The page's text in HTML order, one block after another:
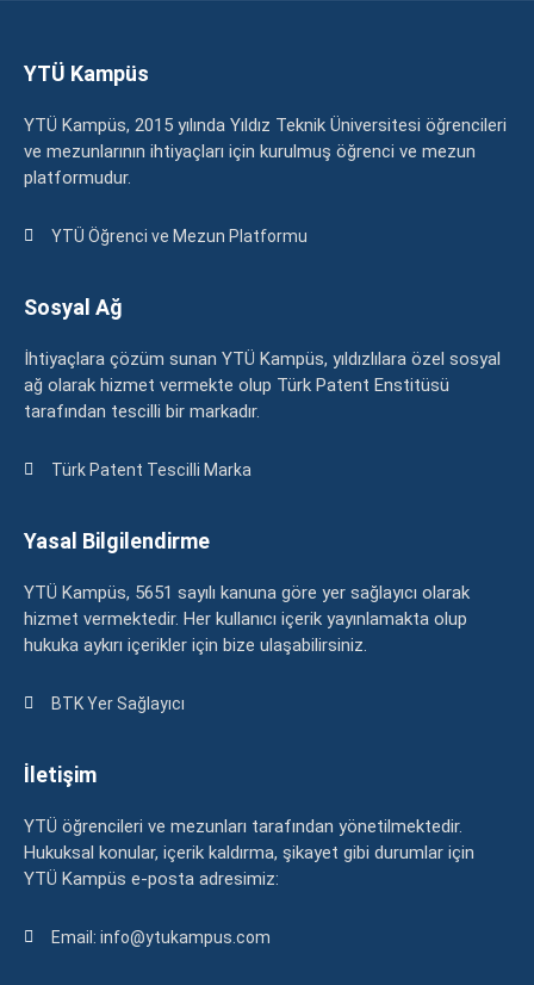
YTÜ Kampüs
YTÜ Kampüs, 2015 yılında Yıldız Teknik Üniversitesi öğrencileri
ve mezunlarının ihtiyaçları için kurulmuş öğrenci ve mezun
platformudur.
YTÜ Öğrenci ve Mezun Platformu
Sosyal Ağ
İhtiyaçlara çözüm sunan YTÜ Kampüs, yıldızlılara özel sosyal
ağ olarak hizmet vermekte olup Türk Patent Enstitüsü
tarafından tescilli bir markadır.
Türk Patent Tescilli Marka
Yasal Bilgilendirme
YTÜ Kampüs, 5651 sayılı kanuna göre yer sağlayıcı olarak
hizmet vermektedir. Her kullanıcı içerik yayınlamakta olup
hukuka aykırı içerikler için bize ulaşabilirsiniz.
BTK Yer Sağlayıcı
İletişim
YTÜ öğrencileri ve mezunları tarafından yönetilmektedir.
Hukuksal konular, içerik kaldırma, şikayet gibi durumlar için
YTÜ Kampüs e-posta adresimiz:
Email: info@ytukampus.com